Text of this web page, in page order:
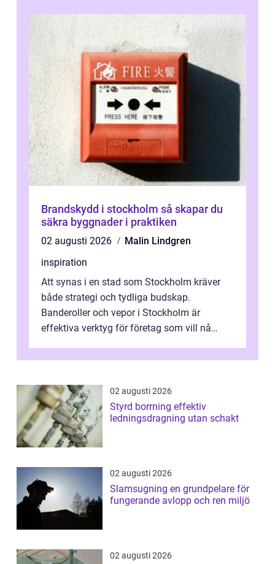
Brandskydd i stockholm så skapar du
säkra byggnader i praktiken
02 augusti 2026
Malin Lindgren
inspiration
Att synas i en stad som Stockholm kräver
både strategi och tydliga budskap.
Banderoller och vepor i Stockholm är
effektiva verktyg för företag som vill nå
02 augusti 2026
Styrd borrning effektiv
ledningsdragning utan schakt
02 augusti 2026
Slamsugning en grundpelare för
fungerande avlopp och ren miljö
02 augusti 2026